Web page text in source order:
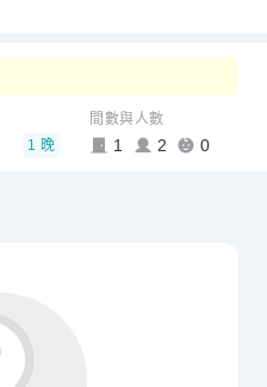
1 晚
間數與人數
1 2 0